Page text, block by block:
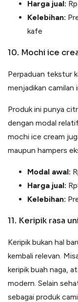
Harga jual:
Kelebihan:
kafe
10. Mochi ice
Perpaduan tekstur
menjadikan camilan
Produk ini punya
dengan modal
mochi ice cream
maupun hampers
Modal awal:
Harga jual:
Kelebihan:
11. Keripik rasa
Keripik bukan hal
kembali relevan.
keripik buah naga,
modern. Selain
sebagai produk